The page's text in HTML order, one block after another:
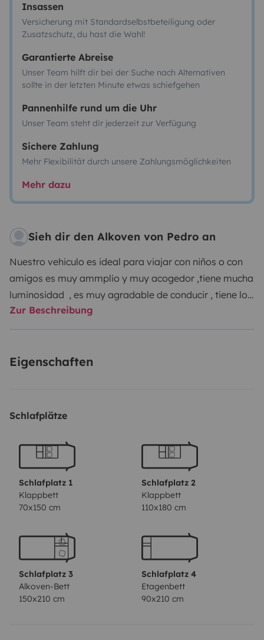
Insassen
Versicherung mit Standardselbstbeteiligung oder
Zusatzschutz, du hast die Wahl!
Garantierte Abreise
Unser Team hilft dir bei der Suche nach Alternativen
sollte in der letzten Minute etwas schiefgehen
Pannenhilfe rund um die Uhr
Unser Team steht dir jederzeit zur Verfügung
Sichere Zahlung
Mehr Flexibilität durch unsere Zahlungsmöglichkeiten
Mehr dazu
Sieh dir den Alkoven von Pedro an
Nuestro vehiculo es ideal para viajar con niños o con
amigos es muy ammplio y muy acogedor ,tiene mucha
luminosidad , es muy agradable de conducir , tiene los
neumaticos recien cambiados y la recarga del aire
recomendable !
Zur Beschreibung
Eigenschaften
Schlafplätze
Schlafplatz 1
Klappbett
70x150 cm
Schlafplatz 2
Klappbett
110x180 cm
Schlafplatz 3
Alkoven-Bett
150x210 cm
Schlafplatz 4
Etagenbett
90x210 cm